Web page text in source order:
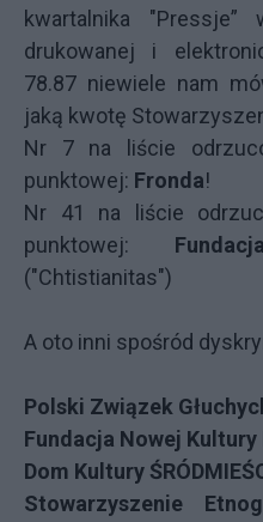
kwartalnika
drukowanej i
78.87 niewiele nam
jaką kwotę
Nr 7 na liście
punktowej: Fronda!
Nr 41 na liście
punktowej:
("Chtistianitas")
A oto inni spośród
Polski Związek
Fundacja Nowej Kultury
Dom Kultury
Stowarzyszenie